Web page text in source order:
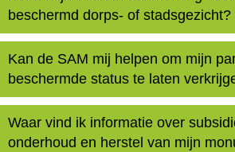
beschermd dorps- of stadsgezicht?
Kan de SAM mij helpen om mijn
beschermde status te laten
Waar vind ik informatie over
onderhoud en herstel van mijn